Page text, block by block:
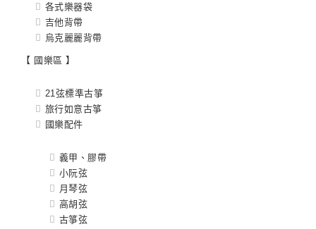
各式樂器袋
吉他背帶
烏克麗麗背帶
【 國樂區 】
21弦標準古箏
旅行如意古箏
國樂配件
義甲、膠帶
小阮弦
月琴弦
高胡弦
古箏弦